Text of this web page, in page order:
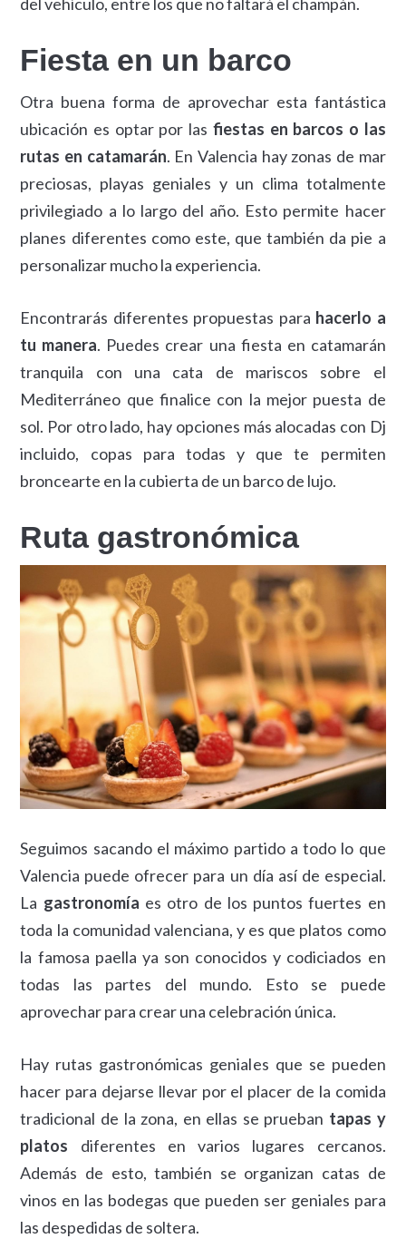
Fiesta en un barco
Otra buena forma de aprovechar esta fantástica
ubicación es optar por las fiestas en barcos o las
rutas en catamarán. En Valencia hay zonas de mar
preciosas, playas geniales y un clima totalmente
privilegiado a lo largo del año. Esto permite hacer
planes diferentes como este, que también da pie a
personalizar mucho la experiencia.
Encontrarás diferentes propuestas para hacerlo a
tu manera. Puedes crear una fiesta en catamarán
tranquila con una cata de mariscos sobre el
Mediterráneo que finalice con la mejor puesta de
sol. Por otro lado, hay opciones más alocadas con Dj
incluido, copas para todas y que te permiten
broncearte en la cubierta de un barco de lujo.
Ruta gastronómica
Seguimos sacando el máximo partido a todo lo que
Valencia puede ofrecer para un día así de especial.
La gastronomía es otro de los puntos fuertes en
toda la comunidad valenciana, y es que platos como
la famosa paella ya son conocidos y codiciados en
todas las partes del mundo. Esto se puede
aprovechar para crear una celebración única.
Hay rutas gastronómicas geniales que se pueden
hacer para dejarse llevar por el placer de la comida
tradicional de la zona, en ellas se prueban tapas y
platos diferentes en varios lugares cercanos.
Además de esto, también se organizan catas de
vinos en las bodegas que pueden ser geniales para
las despedidas de soltera.